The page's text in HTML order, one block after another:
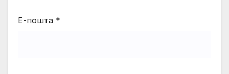
Е-пошта *